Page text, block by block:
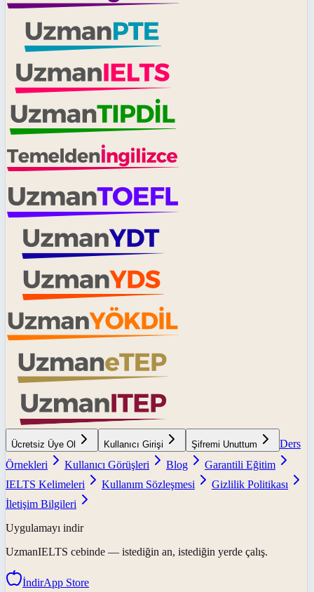
Ücretsiz Üye Ol Kullanıcı Girişi Şifremi Unuttum
Ders
Örnekleri
Kullanıcı Görüşleri Blog
Garantili Eğitim
IELTS Kelimeleri
Kullanım Sözleşmesi
Gizlilik Politikası
İletişim Bilgileri
Uygulamayı indir
UzmanIELTS cebinde — istediğin an, istediğin yerde çalış.
İndirApp Store